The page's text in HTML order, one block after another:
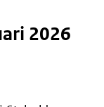
2026